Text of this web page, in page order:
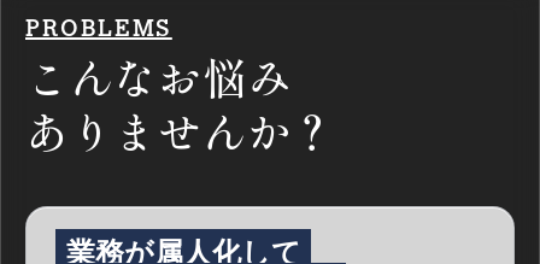
PROBLEMS
こんなお悩み
ありませんか？
業務が属人化して